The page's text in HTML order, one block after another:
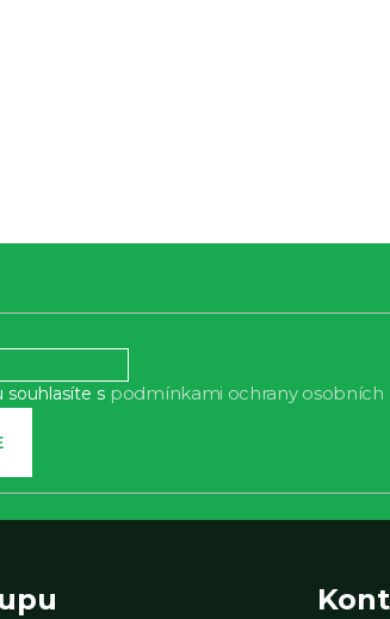
souhlasíte s podmínkami ochrany osobních